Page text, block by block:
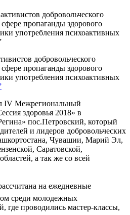
добровольческого
пропаганды здорового
употребления психоактивных
IV Межрегиональный
здоровья 2018» в
пос.Петровский, который
и лидеров добровольческих
Чувашии, Марий Эл,
Саратовской,
а так же со всей
на ежедневные
среди молодежных
где проводились мастер-классы,